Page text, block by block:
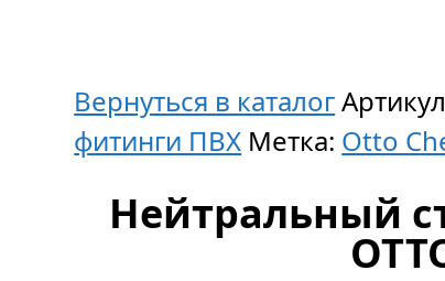
Вернуться в каталог
фитинги ПВХ Метка: Otto
Нейтральный